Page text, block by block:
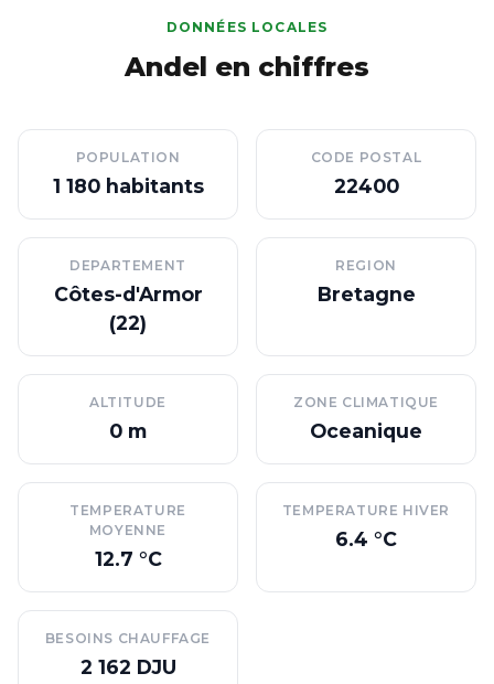
DONNÉES LOCALES
Andel en chiffres
POPULATION
1 180 habitants
CODE POSTAL
22400
DEPARTEMENT
Côtes-d'Armor
(22)
REGION
Bretagne
ALTITUDE
0 m
ZONE CLIMATIQUE
Oceanique
TEMPERATURE
MOYENNE
12.7 °C
TEMPERATURE HIVER
6.4 °C
BESOINS CHAUFFAGE
2 162 DJU